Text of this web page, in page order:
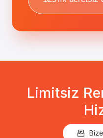
Limitsiz